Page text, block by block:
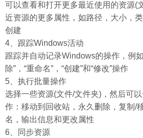
可以查看和打开更多最近使用的资源(
近资源的更多属性，如路径，大小，
创建
4、跟踪Windows活动
跟踪并自动记录Windows的操作，例
除”，“重命名”，“创建”和“修改”操作
5、执行批量操作
选择一些资源(文件/文件夹)，然后可
作：移动到回收站，永久删除，复制/
名，输出信息和更改属性
6、同步资源